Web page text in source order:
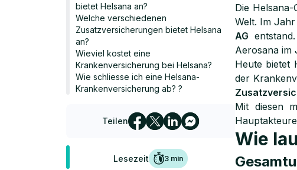
bietet Helsana an?
Welche verschiedenen
Zusatzversicherungen bietet Helsana
an?
Wieviel kostet eine
Krankenversicherung bei Helsana?
Wie schliesse ich eine Helsana-
Krankenversicherung ab? ?
Teilen
Lesezeit 3 min
Die
Welt. Im Jahr
AG
Aerosana im
Heute bietet
der
Mit diesen
Wie